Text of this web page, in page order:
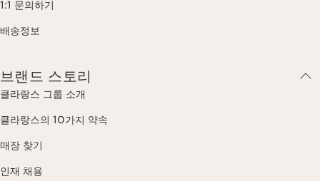
1:1 문의하기
배송정보
브랜드 스토리
클라랑스 그룹 소개
클라랑스의 10가지 약속
매장 찾기
인재 채용